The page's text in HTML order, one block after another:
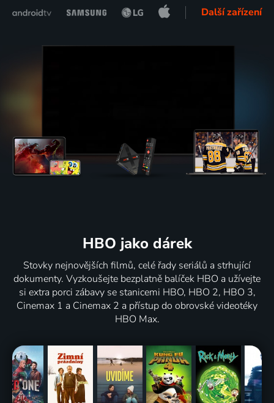
Další zařízení
HBO jako dárek
Stovky nejnovějších filmů, celé řady seriálů a strhující
dokumenty. Vyzkoušejte bezplatně balíček HBO a užívejte
si extra porci zábavy se stanicemi HBO, HBO 2, HBO 3,
Cinemax 1 a Cinemax 2 a přístup do obrovské videotéky
HBO Max.